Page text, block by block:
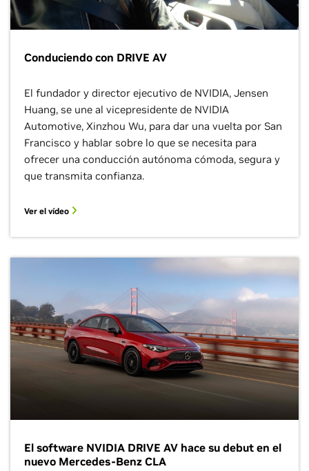
Conduciendo con DRIVE AV
El fundador y director ejecutivo de NVIDIA, Jensen
Huang, se une al vicepresidente de NVIDIA
Automotive, Xinzhou Wu, para dar una vuelta por San
Francisco y hablar sobre lo que se necesita para
ofrecer una conducción autónoma cómoda, segura y
que transmita confianza.
Ver el vídeo
El software NVIDIA DRIVE AV hace su debut en el
nuevo Mercedes-Benz CLA